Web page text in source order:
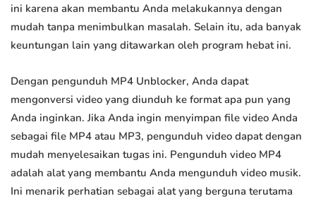
ini karena akan membantu Anda melakukannya dengan
mudah tanpa menimbulkan masalah. Selain itu, ada banyak
keuntungan lain yang ditawarkan oleh program hebat ini.
Dengan pengunduh MP4 Unblocker, Anda dapat
mengonversi video yang diunduh ke format apa pun yang
Anda inginkan. Jika Anda ingin menyimpan file video Anda
sebagai file MP4 atau MP3, pengunduh video dapat dengan
mudah menyelesaikan tugas ini. Pengunduh video MP4
adalah alat yang membantu Anda mengunduh video musik.
Ini menarik perhatian sebagai alat yang berguna terutama